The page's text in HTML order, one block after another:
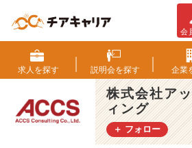
5
卒】
A
C
C
S
社
会
求人を探す 説明会を探す 企業
株式会社ア
ィング
＋ フォロー